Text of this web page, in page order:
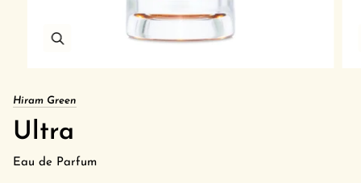
Hiram Green
Ultra
Eau de Parfum